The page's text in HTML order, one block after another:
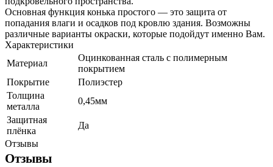
Основная функция конька простого — это защита от
попадания влаги и осадков под кровлю здания. Возможны
различные варианты окраски, которые подойдут именно Вам.
Характеристики
Материал
Оцинкованная сталь с полимерным
покрытием
Покрытие
Полиэстер
Толщина
металла
0,45мм
Защитная
плёнка
Да
Отзывы
Отзывы